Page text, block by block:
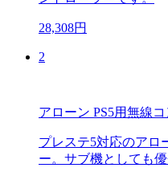
28,308円
2
アローン PS5用無線
プレステ5対応のアロ
ー。サブ機としても優